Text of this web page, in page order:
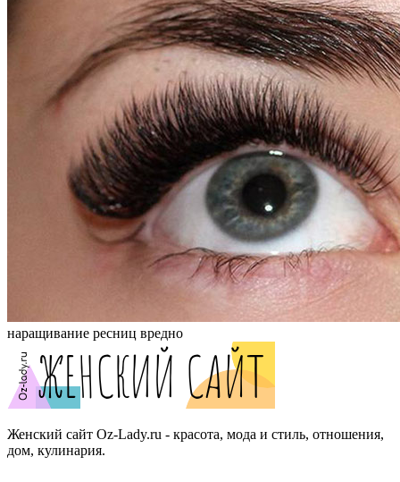
наращивание ресниц вредно
Женский сайт Oz-Lady.ru - красота, мода и стиль, отношения,
дом, кулинария.